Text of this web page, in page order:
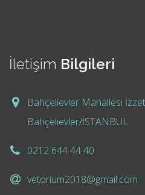
İletişim Bilgileri
Bahçelievler Mahallesi
Bahçelievler/İSTANBUL
0212 644 44 40
vetorium2018@gmail.com